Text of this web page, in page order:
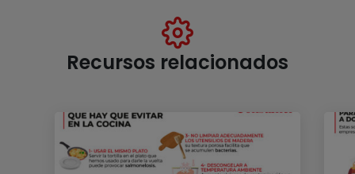
Recursos relacionados